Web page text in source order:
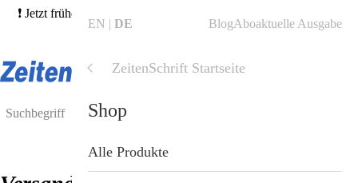
❗ Jetzt frühere Ausgaben bestellen und von unserer 3für2-Aktion
profitieren! →
Hefte finden
EN DE BlogAboaktuelle Ausgabe
ZeitenSchrift Startseite
Shop Shop
Alle Produkte